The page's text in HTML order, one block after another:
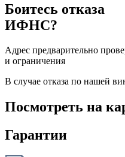
Боитесь отказа
ИФНС?
Адрес предварительно
и ограничения
В случае отказа по нашей
Посмотреть на
Гарантии